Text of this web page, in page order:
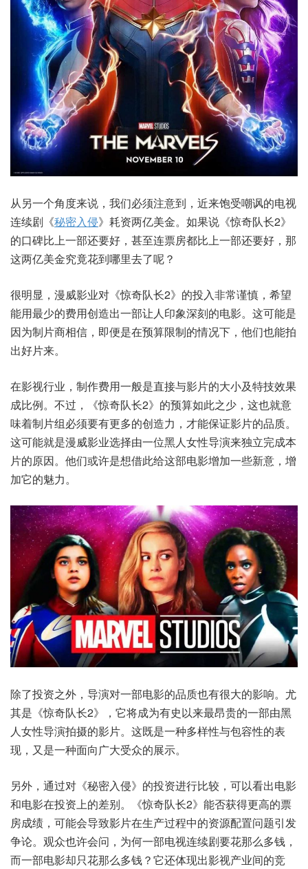
从另一个角度来说，我们必须注意到，近来饱受嘲讽的电视
连续剧《秘密入侵》耗资两亿美金。如果说《惊奇队长2》
的口碑比上一部还要好，甚至连票房都比上一部还要好，那
这两亿美金究竟花到哪里去了呢？
很明显，漫威影业对《惊奇队长2》的投入非常谨慎，希望
能用最少的费用创造出一部让人印象深刻的电影。这可能是
因为制片商相信，即便是在预算限制的情况下，他们也能拍
出好片来。
在影视行业，制作费用一般是直接与影片的大小及特技效果
成比例。不过，《惊奇队长2》的预算如此之少，这也就意
味着制片组必须要有更多的创造力，才能保证影片的品质。
这可能就是漫威影业选择由一位黑人女性导演来独立完成本
片的原因。他们或许是想借此给这部电影增加一些新意，增
加它的魅力。
除了投资之外，导演对一部电影的品质也有很大的影响。尤
其是《惊奇队长2》，它将成为有史以来最昂贵的一部由黑
人女性导演拍摄的影片。这既是一种多样性与包容性的表
现，又是一种面向广大受众的展示。
另外，通过对《秘密入侵》的投资进行比较，可以看出电影
和电影在投资上的差别。《惊奇队长2》能否获得更高的票
房成绩，可能会导致影片在生产过程中的资源配置问题引发
争论。观众也许会问，为何一部电视连续剧要花那么多钱，
而一部电影却只花那么多钱？它还体现出影视产业间的竞